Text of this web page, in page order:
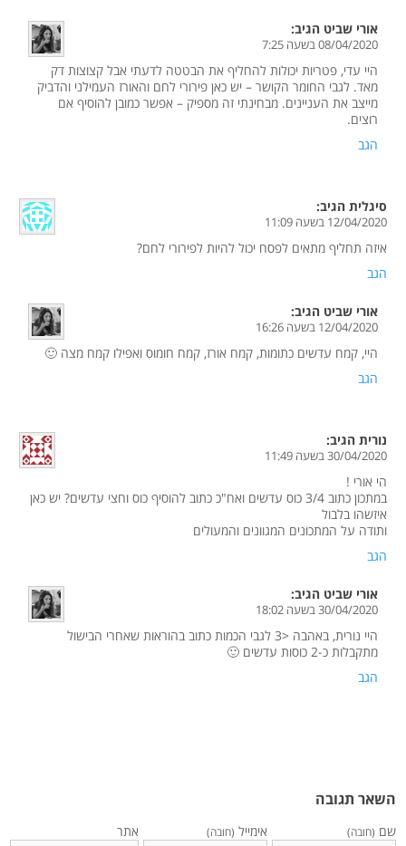
אורי שביט הגיב:
08/04/2020 בשעה 7:25
היי עדי, פטריות יכולות להחליף את הבטטה לדעתי אבל קצוצות דק
מאד. לגבי החומר הקושר – יש כאן פירורי לחם והאורז העמילני והדביק
מייצב את העניינים. מבחינתי זה מספיק – אפשר כמובן להוסיף אם
רוצים.
הגב
סיגלית הגיב:
12/04/2020 בשעה 11:09
איזה תחליף מתאים לפסח יכול להיות לפירורי לחם?
הגב
אורי שביט הגיב:
12/04/2020 בשעה 16:26
היי, קמח עדשים כתומות, קמח אורז, קמח חומוס ואפילו קמח מצה 🙂
הגב
נורית הגיב:
30/04/2020 בשעה 11:49
הי אורי !
במתכון כתוב 3/4 כוס עדשים ואח"כ כתוב להוסיף כוס וחצי עדשים? יש כאן
איזשהו בלבול
ותודה על המתכונים המגוונים והמעולים
הגב
אורי שביט הגיב:
30/04/2020 בשעה 18:02
היי נורית, באהבה <3 לגבי הכמות כתוב בהוראות שאחרי הבישול
מתקבלות כ-2 כוסות עדשים 🙂
הגב
השאר תגובה
שם (חובה) אימייל (חובה) אתר